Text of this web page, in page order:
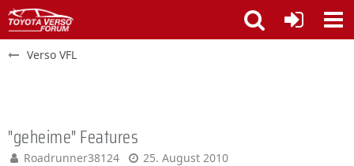
Verso VFL
"geheime" Features
Roadrunner38124 25. August 2010